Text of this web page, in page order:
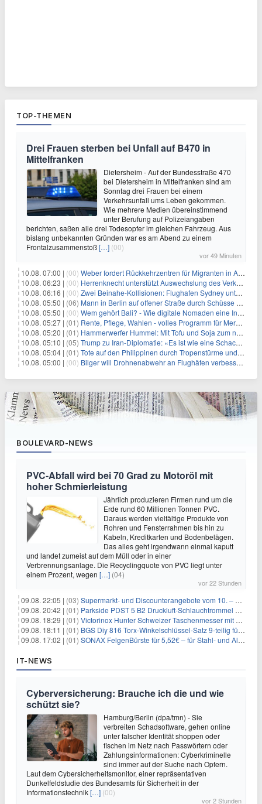
TOP-THEMEN
Drei Frauen sterben bei Unfall auf B470 in
Mittelfranken
Dietersheim - Auf der Bundesstraße 470
bei Dietersheim in Mittelfranken sind am
Sonntag drei Frauen bei einem
Verkehrsunfall ums Leben gekommen.
Wie mehrere Medien übereinstimmend
unter Berufung auf Polizeiangaben
berichten, saßen alle drei Todesopfer im gleichen Fahrzeug. Aus
bislang unbekannten Gründen war es am Abend zu einem
Frontalzusammenstoß[…] (00)
vor 49 Minuten
10.08. 07:00 | (00) Weber fordert Rückkehrzentren für Migranten in Afrika
10.08. 06:23 | (00) Herrenknecht unterstützt Auswechslung des Verkehrsministers
10.08. 06:16 | (00) Zwei Beinahe-Kollisionen: Flughafen Sydney unter Druck
10.08. 05:50 | (06) Mann in Berlin auf offener Straße durch Schüsse getötet
10.08. 05:50 | (00) Wem gehört Bali? - Wie digitale Nomaden eine Insel verändern
10.08. 05:27 | (01) Rente, Pflege, Wahlen - volles Programm für Merz im Herbst
10.08. 05:20 | (01) Hammerwerfer Hummel: Mit Tofu und Soja zum nächsten Coup?
10.08. 05:10 | (05) Trump zu Iran-Diplomatie: «Es ist wie eine Schachpartie»
10.08. 05:04 | (01) Tote auf den Philippinen durch Tropenstürme und Monsun
10.08. 05:00 | (00) Bilger will Drohnenabwehr an Flughäfen verbessern
BOULEVARD-NEWS
PVC-Abfall wird bei 70 Grad zu Motoröl mit
hoher Schmierleistung
Jährlich produzieren Firmen rund um die
Erde rund 60 Millionen Tonnen PVC.
Daraus werden vielfältige Produkte von
Rohren und Fensterrahmen bis hin zu
Kabeln, Kreditkarten und Bodenbelägen.
Das alles geht irgendwann einmal kaputt
und landet zumeist auf dem Müll oder in einer
Verbrennungsanlage. Die Recyclingquote von PVC liegt unter
einem Prozent, wegen […] (04)
vor 22 Stunden
09.08. 22:05 | (03) Supermarkt- und Discounterangebote vom 10. – 15.08.2026
09.08. 20:42 | (01) Parkside PDST 5 B2 Druckluft-Schlauchtrommel mit 10 m Schlauch für 25,94€
09.08. 18:29 | (01) Victorinox Hunter Schweizer Taschenmesser mit 12 Funktionen für 43,99€
09.08. 18:11 | (01) BGS Diy 816 Torx-Winkelschlüssel-Satz 9-teilig für 6,45€
09.08. 17:02 | (01) SONAX FelgenBürste für 5,52€ – für Stahl- und Alufelgen
IT-NEWS
Cyberversicherung: Brauche ich die und wie
schützt sie?
Hamburg/Berlin (dpa/tmn) - Sie
verbreiten Schadsoftware, gehen online
unter falscher Identität shoppen oder
fischen im Netz nach Passwörtern oder
Zahlungsinformationen: Cyberkriminelle
sind immer auf der Suche nach Opfern.
Laut dem Cybersicherheitsmonitor, einer repräsentativen
Dunkelfeldstudie des Bundesamts für Sicherheit in der
Informationstechnik[…] (00)
vor 2 Stunden